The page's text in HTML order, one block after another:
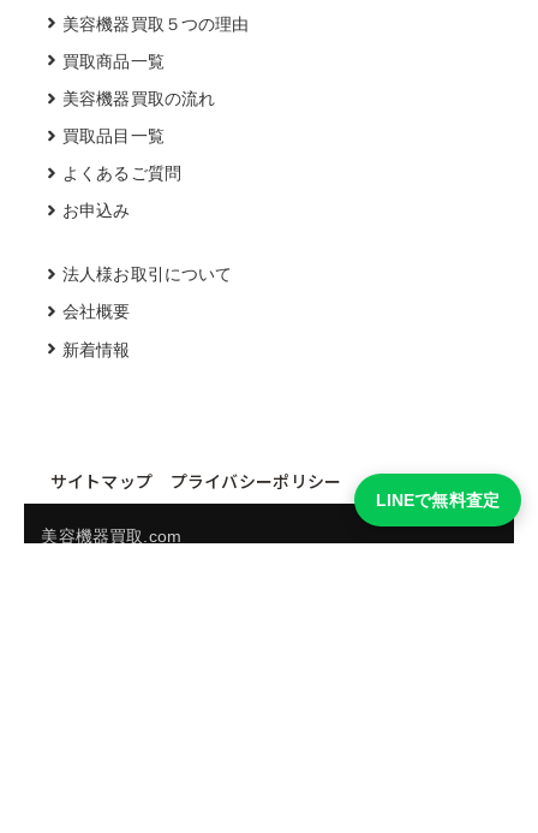
美容機器買取５つの理由
買取商品一覧
美容機器買取の流れ
買取品目一覧
よくあるご質問
お申込み
法人様お取引について
会社概要
新着情報
サイトマップ プライバシーポリシー
美容機器買取.com
LINEで無料査定